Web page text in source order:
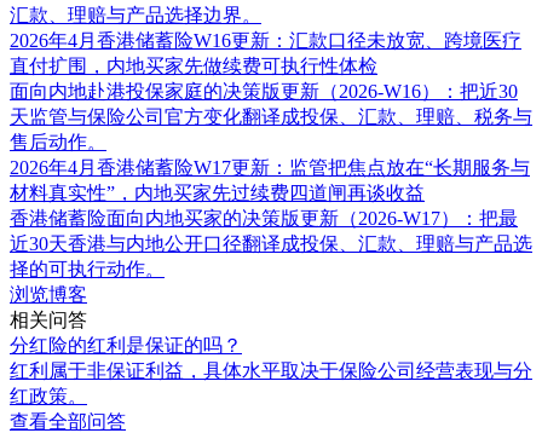
汇款、理赔与产品选择边界。
2026年4月香港储蓄险W16更新：汇款口径未放宽、跨境医疗
直付扩围，内地买家先做续费可执行性体检
面向内地赴港投保家庭的决策版更新（2026-W16）：把近30
天监管与保险公司官方变化翻译成投保、汇款、理赔、税务与
售后动作。
2026年4月香港储蓄险W17更新：监管把焦点放在“长期服务与
材料真实性”，内地买家先过续费四道闸再谈收益
香港储蓄险面向内地买家的决策版更新（2026-W17）：把最
近30天香港与内地公开口径翻译成投保、汇款、理赔与产品选
择的可执行动作。
浏览博客
相关问答
分红险的红利是保证的吗？
红利属于非保证利益，具体水平取决于保险公司经营表现与分
红政策。
查看全部问答